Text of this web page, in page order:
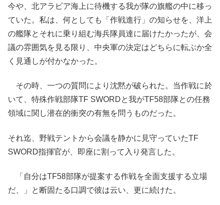
今や、北アラビア海上に待機する我が隊の旗艦の中に移っ
ていた。私は、何としても「作戦進行」の知らせを、洋上
の艦隊とそれに乗り組む海兵隊員達に届けたかったが、会
議の雰囲気を見る限り、中央軍の決定はどちらに転ぶか全
く見通しが付かなかった。
その時、一つの質問により沈黙が破られた。当作戦に於
いて、特殊作戦部隊TF SWORDと我がTF58部隊との任務
領域に関し潜在的衝突の有無を問うものだった。
それ迄、野戦テントから会議を静かに見守っていたTF
SWORD指揮官が、即座に割って入り発言した。
「自分はTF58部隊が提案する作戦を全面支援する立場
だ、」と断固たる口調で彼は云い、更に続けた。